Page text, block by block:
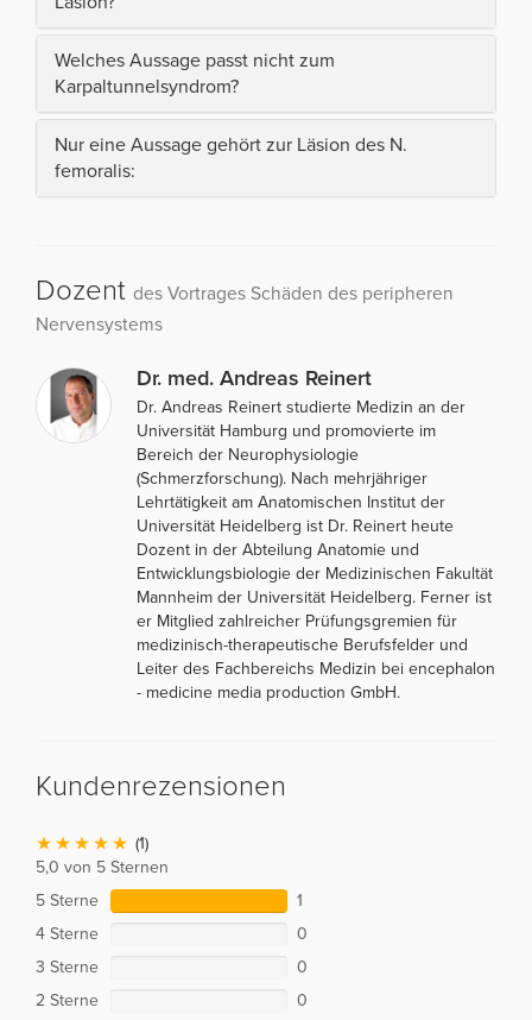
Welches Aussage passt nicht zum
Karpaltunnelsyndrom?
Nur eine Aussage gehört zur Läsion des N.
femoralis:
Dozent des Vortrages Schäden des peripheren
Nervensystems
Dr. med. Andreas Reinert
Dr. Andreas Reinert studierte Medizin an der
Universität Hamburg und promovierte im
Bereich der Neurophysiologie
(Schmerzforschung). Nach mehrjähriger
Lehrtätigkeit am Anatomischen Institut der
Universität Heidelberg ist Dr. Reinert heute
Dozent in der Abteilung Anatomie und
Entwicklungsbiologie der Medizinischen Fakultät
Mannheim der Universität Heidelberg. Ferner ist
er Mitglied zahlreicher Prüfungsgremien für
medizinisch-therapeutische Berufsfelder und
Leiter des Fachbereichs Medizin bei encephalon
- medicine media production GmbH.
Kundenrezensionen
(1)
5,0 von 5 Sternen
5 Sterne
1
4 Sterne
0
3 Sterne
0
2 Sterne
0